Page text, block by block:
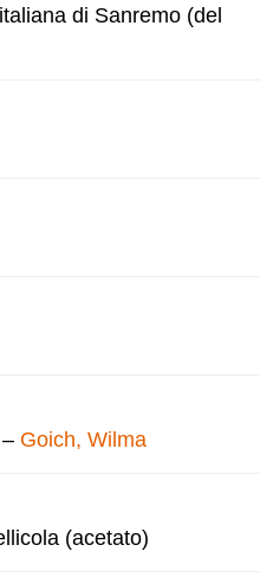
di Sanremo (del
– Goich, Wilma
(acetato)